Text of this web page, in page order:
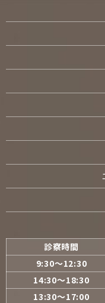
診察時間
9:30〜12:30
14:30〜18:30
13:30〜17:00